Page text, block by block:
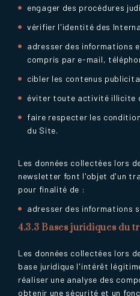
engager des procédures
vérifier l'identité des
adresser des informations
compris par e-mail,
cibler les contenus
éviter toute activité illicite
faire respecter les
du Site.
Les données collectées lors
newsletter font l'objet d'un
pour finalité de :
adresser des informations
4.3.3 Bases juridiques du
Les données collectées lors
base juridique l'intérêt
réaliser une analyse des
obtenir une sécurité et un